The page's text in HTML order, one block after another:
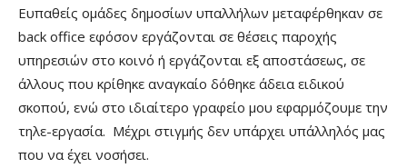
Ευπαθείς ομάδες δημοσίων υπαλλήλων μεταφέρθηκαν σε
back office εφόσον εργάζονται σε θέσεις παροχής
υπηρεσιών στο κοινό ή εργάζονται εξ αποστάσεως, σε
άλλους που κρίθηκε αναγκαίο δόθηκε άδεια ειδικού
σκοπού, ενώ στο ιδιαίτερο γραφείο μου εφαρμόζουμε την
τηλε-εργασία. Μέχρι στιγμής δεν υπάρχει υπάλληλός μας
που να έχει νοσήσει.